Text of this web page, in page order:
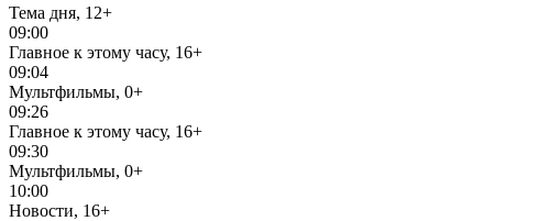
Тема дня, 12+
09:00
Главное к этому часу, 16+
09:04
Мультфильмы, 0+
09:26
Главное к этому часу, 16+
09:30
Мультфильмы, 0+
10:00
Новости, 16+